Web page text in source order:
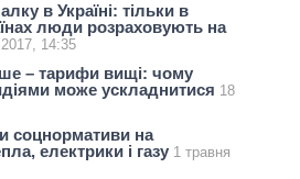
в Україні: тільки в
люди розраховують на
2017, 14:35
– тарифи вищі: чому
може ускладнитися 18
соцнормативи на
електрики і газу 1 травня